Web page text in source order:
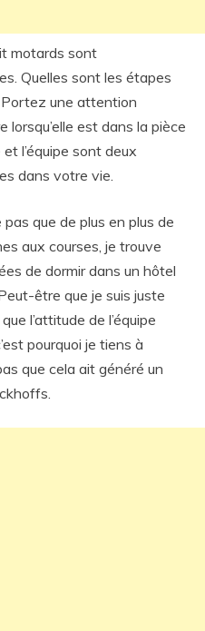
motards sont
Quelles sont les étapes
une attention
est dans la pièce
l’équipe sont deux
dans votre vie.
que de plus en plus de
aux courses, je trouve
de dormir dans un hôtel
être que je suis juste
l’attitude de l’équipe
pourquoi je tiens à
que cela ait généré un